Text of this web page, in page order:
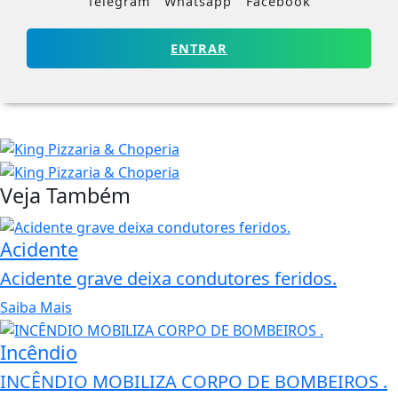
ENTRAR
Veja Também
Acidente
Acidente grave deixa condutores feridos.
Saiba Mais
Incêndio
INCÊNDIO MOBILIZA CORPO DE BOMBEIROS .